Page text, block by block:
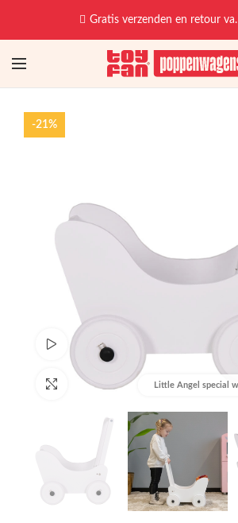
Voor 17:00u besteld, morgen
-21%
Little Angel special
Bekijk productvideo
Afbeelding vergroten